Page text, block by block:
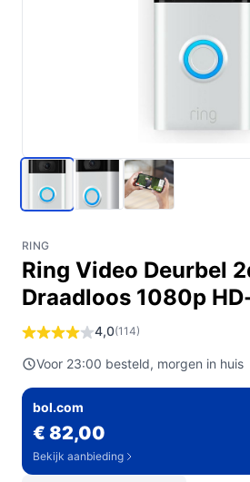
RING
Ring Video Deurbel
Draadloos 1080p
4,0(114)
Voor 23:00 besteld, morgen in huis
bol.com
€ 82,00
Bekijk aanbieding